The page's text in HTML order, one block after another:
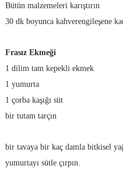
Bütün malzemeleri karıştırın
30 dk boyunca kahverengileşene
Frasız Ekmeği
1 dilim tam kepekli ekmek
1 yumurta
1 çorba kaşığı süt
bir tutam tarçın
bir tavaya bir kaç damla bitkisel
yumurtayı sütle çırpın.